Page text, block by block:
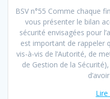
BSV n°55 Comme chaque
vous présenter le bilan
sécurité envisagées pour
est important de rappeler
vis-à-vis de l’Autorité, de
de Gestion de la
Lire